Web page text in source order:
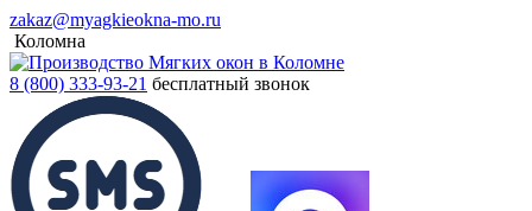
zakaz@myagkieokna-mo.ru
Коломна
8 (800) 333-93-21 бесплатный звонок